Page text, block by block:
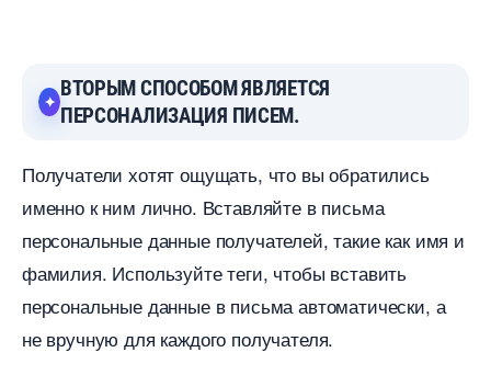
ТОРЫМ СПОСОБОМ ЯВЛЯЕТСЯ
ПЕРСОНАЛИЗАЦИЯ ПИСЕМ.
Получатели хотят ощущать, что вы обратились
именно к ним лично. Вставляйте в письма
персональные данные получателей, такие как имя и
фамилия. Используйте теги, чтобы вставить
персональные данные в письма автоматически, а
не вручную для каждого получателя.